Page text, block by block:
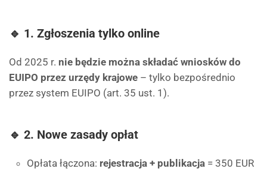
🔹 1. Zgłoszenia tylko online
Od 2025 r. nie będzie można składać wniosków do
EUIPO przez urzędy krajowe – tylko bezpośrednio
przez system EUIPO (art. 35 ust. 1).
🔹 2. Nowe zasady opłat
Opłata łączona: rejestracja + publikacja = 350 EUR